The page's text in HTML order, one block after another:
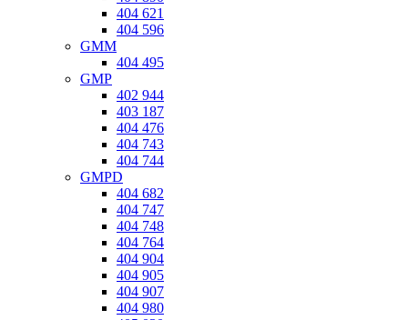
404 621
404 596
GMM
404 495
GMP
402 944
403 187
404 476
404 743
404 744
GMPD
404 682
404 747
404 748
404 764
404 904
404 905
404 907
404 980